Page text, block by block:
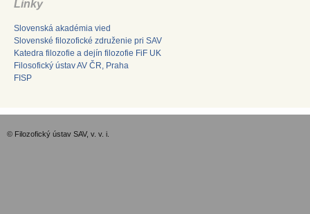
Linky
Slovenská akadémia vied
Slovenské filozofické združenie pri SAV
Katedra filozofie a dejín filozofie FiF UK
Filosofický ústav AV ČR, Praha
FISP
© Filozofický ústav SAV, v. v. i.